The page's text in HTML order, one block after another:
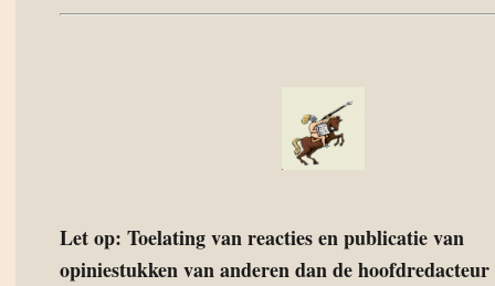
Let op: Toelating van reacties en publicatie van
opiniestukken van anderen dan de hoofdredacteur